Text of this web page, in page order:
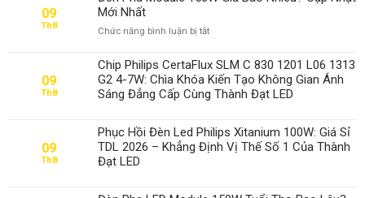
09
Th8
Mới Nhất
Chức năng bình luận bị tắtở
Pha
Module
150W
Giá
Nhiêu?
Cập
Nhật
09
Th8
Chip Philips CertaFlux SLM C 830 1201 L06 1313
G2 4-7W: Chìa Khóa Kiến Tạo Không Gian Ánh
Sáng Đẳng Cấp Cùng Thành Đạt LED
09
Th8
Phục Hồi Đèn Led Philips Xitanium 100W: Giá Sỉ
TDL 2026 – Khẳng Định Vị Thế Số 1 Của Thành
Đạt LED